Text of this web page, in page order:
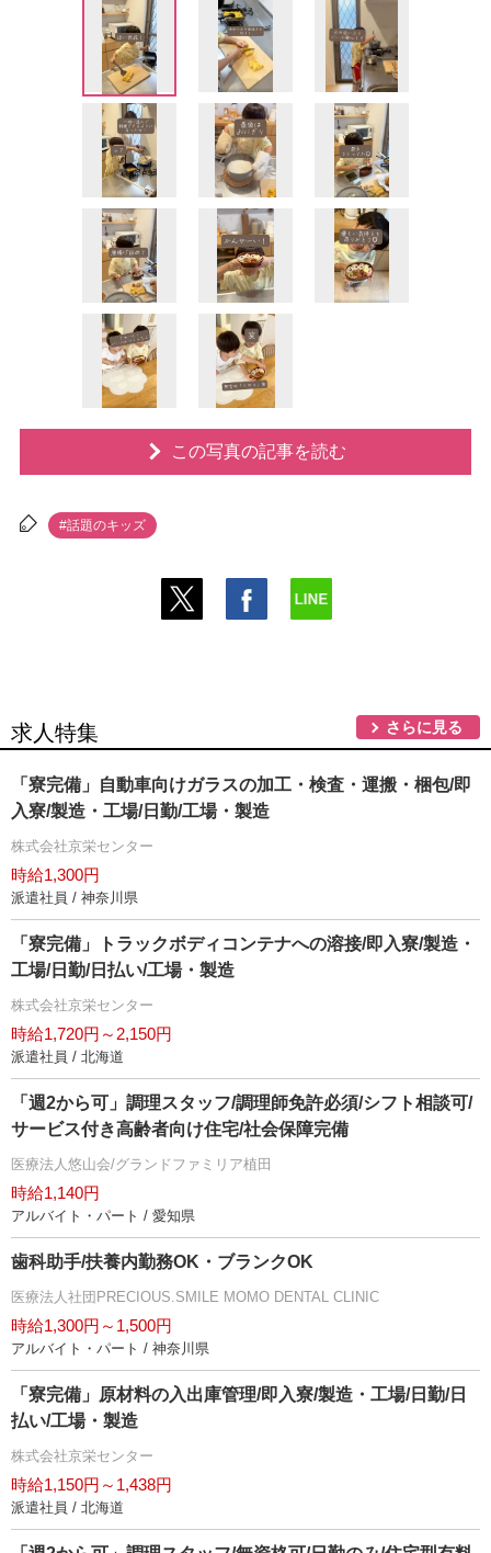
この写真の記事を読む
#話題のキッズ
求人特集 さらに見る
「寮完備」自動車向けガラスの加工・検査・運搬・梱包/即
入寮/製造・工場/日勤/工場・製造
株式会社京栄センター
時給1,300円
派遣社員 / 神奈川県
「寮完備」トラックボディコンテナへの溶接/即入寮/製造・
工場/日勤/日払い/工場・製造
株式会社京栄センター
時給1,720円～2,150円
派遣社員 / 北海道
「週2から可」調理スタッフ/調理師免許必須/シフト相談可/
サービス付き高齢者向け住宅/社会保障完備
医療法人悠山会/グランドファミリア植田
時給1,140円
アルバイト・パート / 愛知県
歯科助手/扶養内勤務OK・ブランクOK
医療法人社団PRECIOUS.SMILE MOMO DENTAL CLINIC
時給1,300円～1,500円
アルバイト・パート / 神奈川県
「寮完備」原材料の入出庫管理/即入寮/製造・工場/日勤/日
払い/工場・製造
株式会社京栄センター
時給1,150円～1,438円
派遣社員 / 北海道